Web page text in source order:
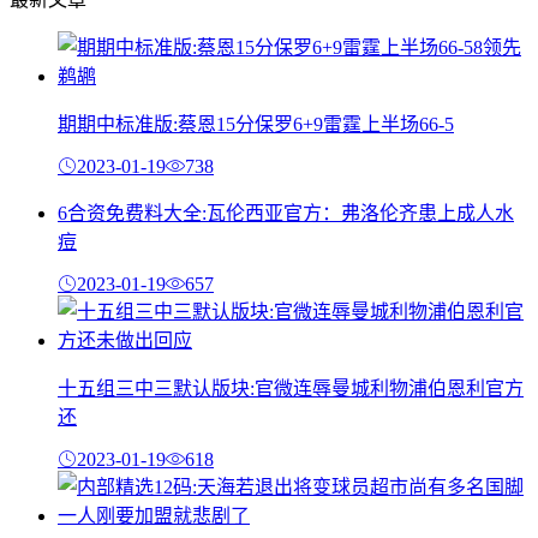
期期中标准版:蔡恩15分保罗6+9雷霆上半场66-5
2023-01-19 738
6合资免费料大全:瓦伦西亚官方：弗洛伦齐患上成人水
痘
2023-01-19 657
十五组三中三默认版块:官微连辱曼城利物浦伯恩利官方
还
2023-01-19 618